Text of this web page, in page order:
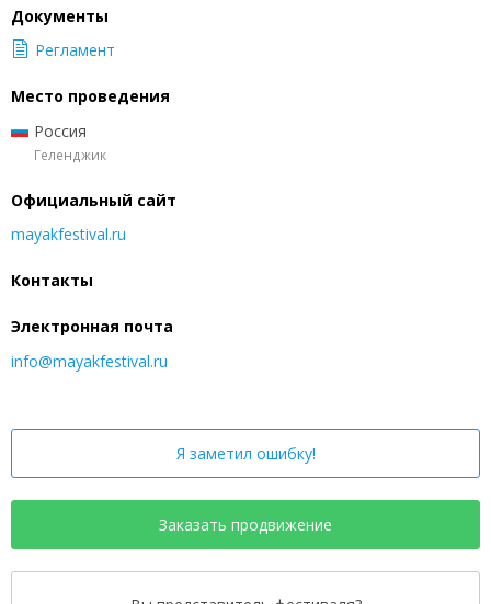
Документы
Регламент
Место проведения
Россия
Геленджик
Официальный сайт
mayakfestival.ru
Контакты
Электронная почта
info@mayakfestival.ru
Я заметил ошибку!
Заказать продвижение